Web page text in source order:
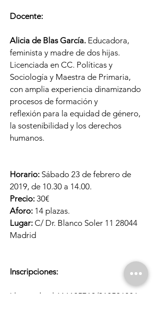
Docente:
Alicia de Blas García. Educadora,
feminista y madre de dos hijas.
Licenciada en CC. Políticas y
Sociología y Maestra de Primaria,
con amplia experiencia dinamizando
procesos de formación y
reflexión para la equidad de género,
la sostenibilidad y los derechos
humanos.
Horario: Sábado 23 de febrero de
2019, de 10.30 a 14.00.
Precio: 30€
Aforo: 14 plazas.
Lugar: C/ Dr. Blanco Soler 11 28044
Madrid
Inscripciones:
Llamando al 616125712 /910526086.